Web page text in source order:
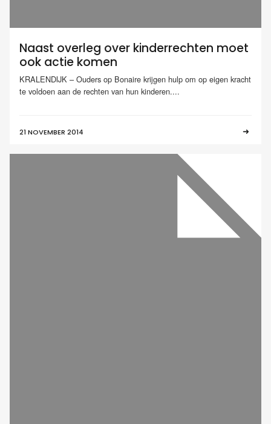
Naast overleg over kinderrechten moet
ook actie komen
KRALENDIJK – Ouders op Bonaire krijgen hulp om op eigen kracht
te voldoen aan de rechten van hun kinderen....
21 NOVEMBER 2014